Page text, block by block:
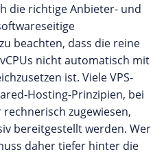
die richtige Anbieter- und
beachten, dass die reine
nicht automatisch mit
ist. Viele VPS-
Hosting-Prinzipien, bei
zugewiesen,
bereitgestellt werden. Wer
daher tiefer hinter die